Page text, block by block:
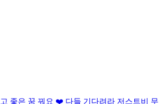
좋은 꿈 꿔요 ❤️ 다들 기다려라 저스트비 무